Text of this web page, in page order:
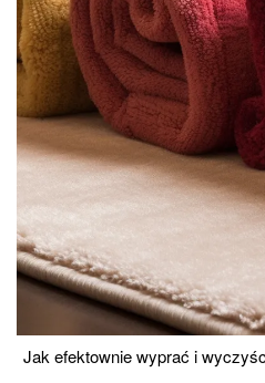
Jak efektownie wyprać i